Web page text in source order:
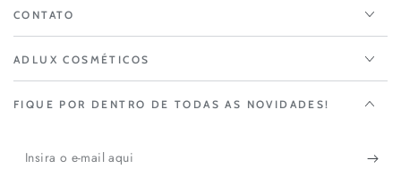
CONTATO
ADLUX COSMÉTICOS
FIQUE POR DENTRO DE TODAS AS NOVIDADES!
Insira